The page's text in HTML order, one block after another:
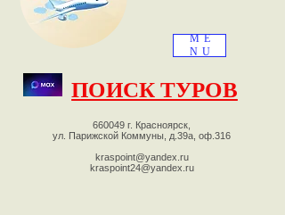
ME
NU
ПОИСК ТУРОВ
660049 г. Красноярск,
ул. Парижской Коммуны, д.39а, оф.316
kraspoint@yandex.ru
kraspoint24@yandex.ru